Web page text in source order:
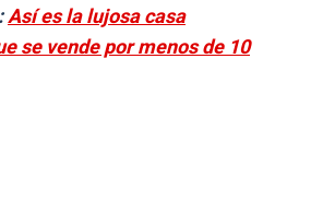
Así es la lujosa casa
se vende por menos de 10